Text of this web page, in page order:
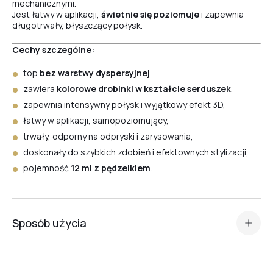
Flash
Flash Gold
3+1
Top Holographic
mechanicznymi.
Jest łatwy w aplikacji, świetnie się poziomujei zapewnia
długotrwały, błyszczący połysk.
Cechy szczególne:
top bez warstwy dyspersyjnej,
zawiera kolorowe drobinki w kształcie serduszek,
zapewnia intensywny połysk i wyjątkowy efekt 3D,
łatwy w aplikacji, samopoziomujący,
trwały, odporny na odpryski i zarysowania,
doskonały do szybkich zdobień i efektownych stylizacji,
pojemność 12 ml z pędzelkiem.
Sposób użycia